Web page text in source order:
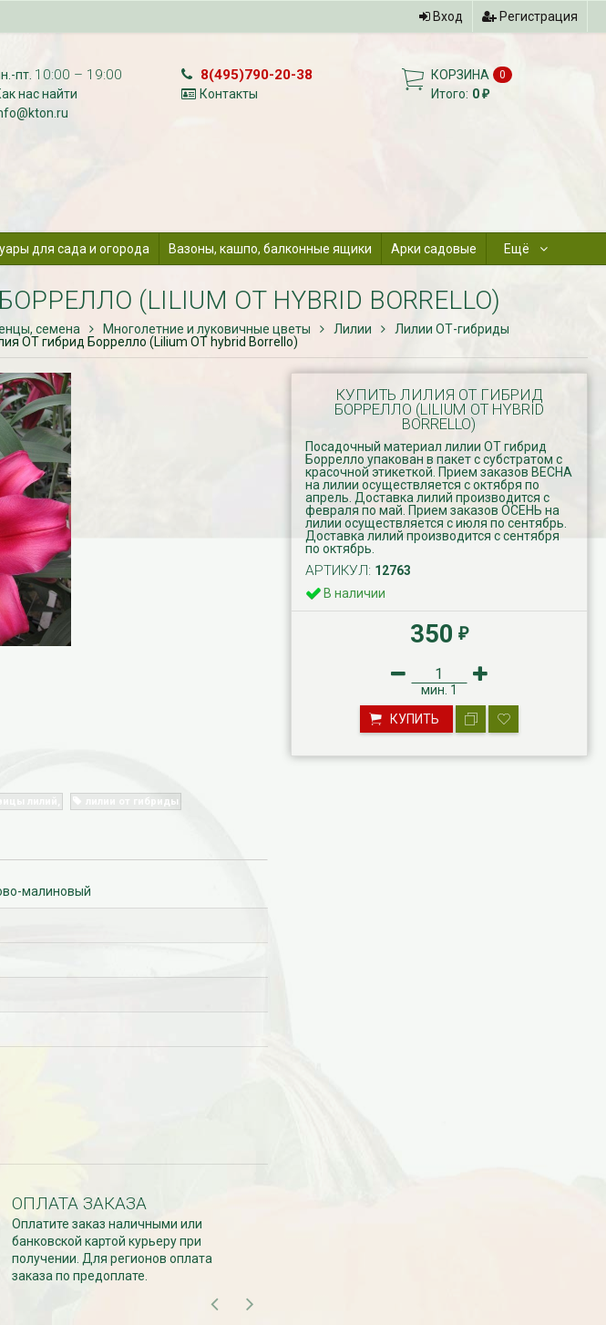
Вход Регистрация
пт. 10:00 – 19:00
нас найти
8(495)790-20-38
Контакты
КОРЗИНА 0
Итого: 0₽
для сада и огорода Вазоны, кашпо, балконные ящики Арки садовые Ещё
(LILIUM OT HYBRID BORRELLO)
семена Многолетние и луковичные цветы Лилии
Лилии ОТ-гибриды
ОТ гибрид Боррелло (Lilium OT hybrid Borrello)
КУПИТЬ ЛИЛИЯ ОТ ГИБРИД
БОРРЕЛЛО (LILIUM OT HYBRID
BORRELLO)
Посадочный материал лилии ОТ гибрид
Боррелло упакован в пакет с субстратом с
красочной этикеткой. Прием заказов ВЕСНА
на лилии осуществляется с октября по
апрель. Доставка лилий производится с
февраля по май. Прием заказов ОСЕНЬ на
лилии осуществляется с июля по сентябрь.
Доставка лилий производится с сентября
по октябрь.
АРТИКУЛ: 12763
В наличии
350 ₽
мин. 1
КУПИТЬ
лилий лилии от гибриды
малиновый
ОПЛАТА ЗАКАЗА
Оплатите заказ наличными или
банковской картой курьеру при
получении. Для регионов оплата
заказа по предоплате.